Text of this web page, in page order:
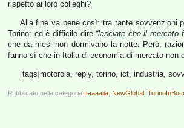
rispetto ai loro colleghi?
Alla fine va bene così: tra tante sovvenzioni
Torino; ed è difficile dire “lasciate che il mercato
che da mesi non dormivano la notte. Però,
fanno sì che in Italia di economia di mercato
[tags]motorola, reply, torino, ict, industria,
Pubblicato nella categoria Itaaaalia NewGlobal